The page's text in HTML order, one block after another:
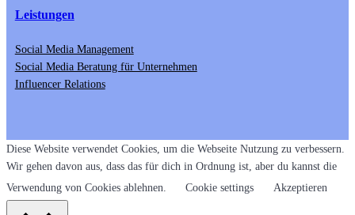
Leistungen
Social Media Management
Social Media Beratung für Unternehmen
Influencer Relations
Diese Website verwendet Cookies, um die Webseite Nutzung zu verbessern.
Wir gehen davon aus, dass das für dich in Ordnung ist, aber du kannst die
Verwendung von Cookies ablehnen.
Cookie settings Akzeptieren